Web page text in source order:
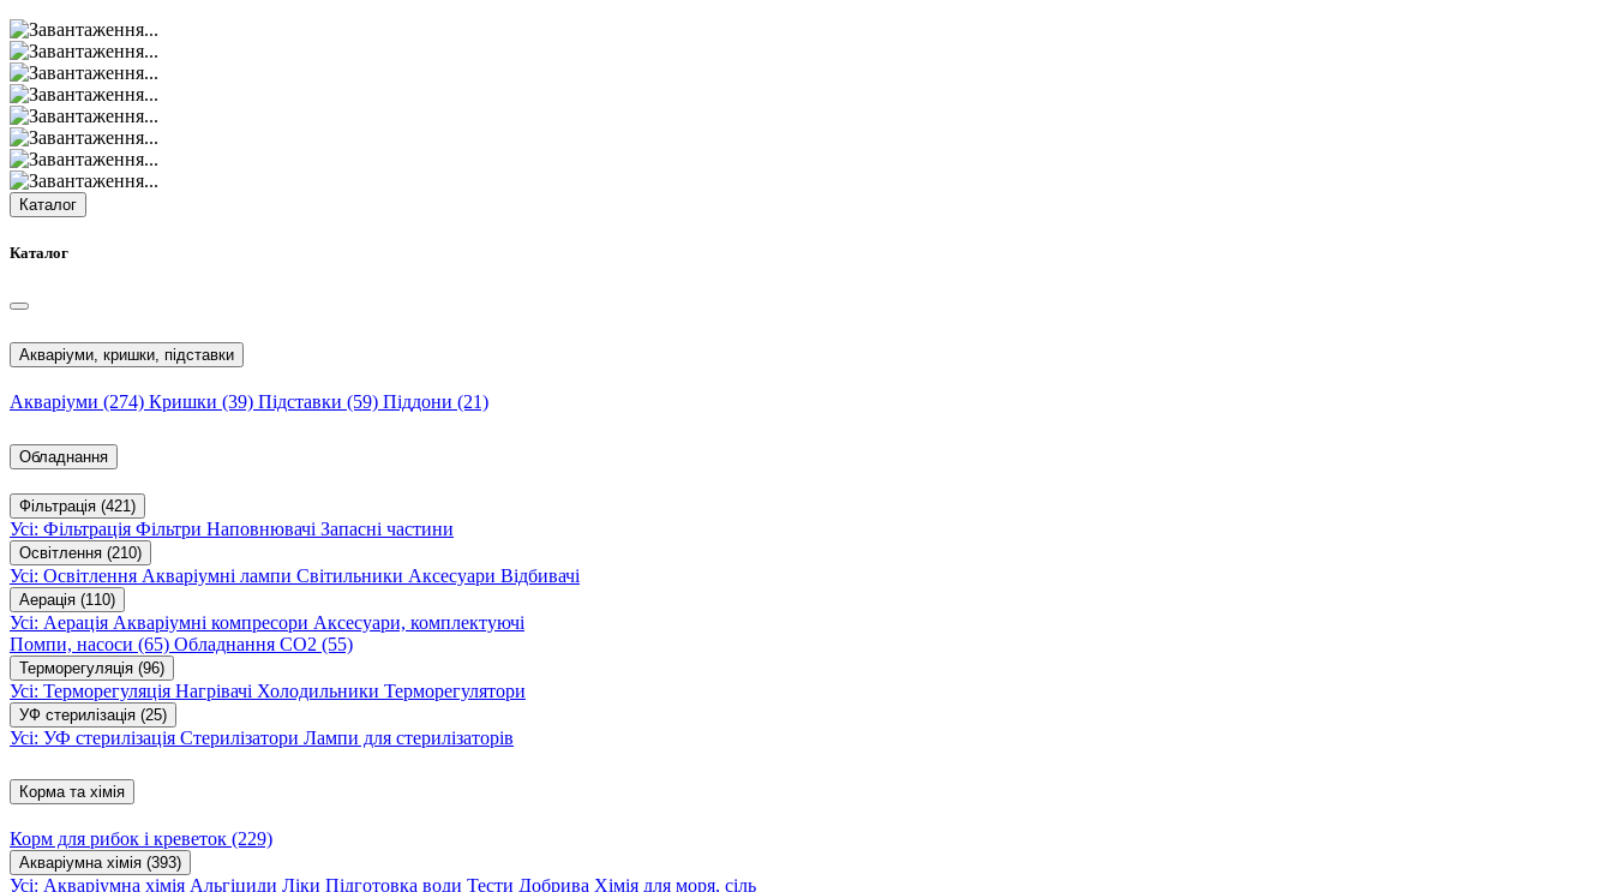
Каталог
Каталог
Акваріуми, кришки, підставки
Акваріуми (274) Кришки (39) Підставки (59) Піддони (21)
Обладнання
Фільтрація (421)
Усі: Фільтрація Фільтри Наповнювачі Запасні частини
Освітлення (210)
Усі: Освітлення Акваріумні лампи Світильники Аксесуари Відбивачі
Аерація (110)
Усі: Аерація Акваріумні компресори Аксесуари, комплектуючі
Помпи, насоси (65) Обладнання CO2 (55)
Терморегуляція (96)
Усі: Терморегуляція Нагрівачі Холодильники Терморегулятори
УФ стерилізація (25)
Усі: УФ стерилізація Стерилізатори Лампи для стерилізаторів
Корма та хімія
Корм для рибок і креветок (229)
Акваріумна хімія (393)
Усі: Акваріумна хімія Альгіциди Ліки Підготовка води Тести Добрива Хімія для моря, сіль